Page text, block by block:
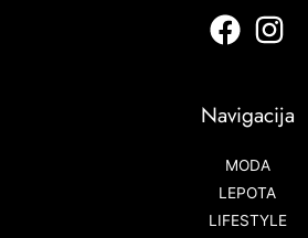
Navigacija
MODA
LEPOTA
LIFESTYLE